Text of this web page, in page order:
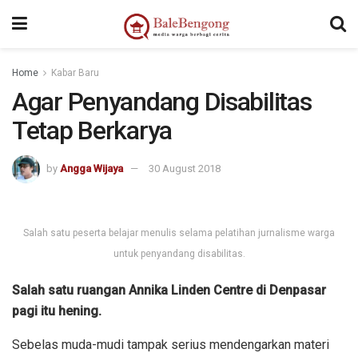
Home Kabar Baru
Agar Penyandang Disabilitas
Tetap Berkarya
by Angga Wijaya 30 August 2018
Salah satu peserta belajar menulis selama pelatihan jurnalisme warga
untuk penyandang disabilitas.
Salah satu ruangan Annika Linden Centre di Denpasar
pagi itu hening.
Sebelas muda-mudi tampak serius mendengarkan materi